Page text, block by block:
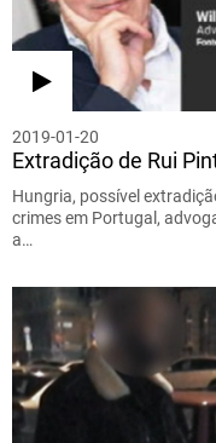
2019-01-20
Extradição de Rui
Hungria, possível
crimes em Portugal,
a…